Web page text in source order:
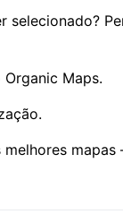
selecionado?
Maps.
mapas